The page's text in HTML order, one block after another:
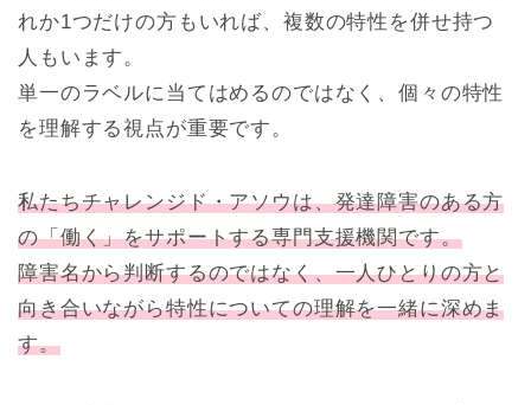
れか1つだけの方もいれば、複数の特性を併せ持つ
人もいます。
単一のラベルに当てはめるのではなく、個々の特性
を理解する視点が重要です。
私たちチャレンジド・アソウは、発達障害のある方
の「働く」をサポートする専門支援機関です。
障害名から判断するのではなく、一人ひとりの方と
向き合いながら特性についての理解を一緒に深めま
す。